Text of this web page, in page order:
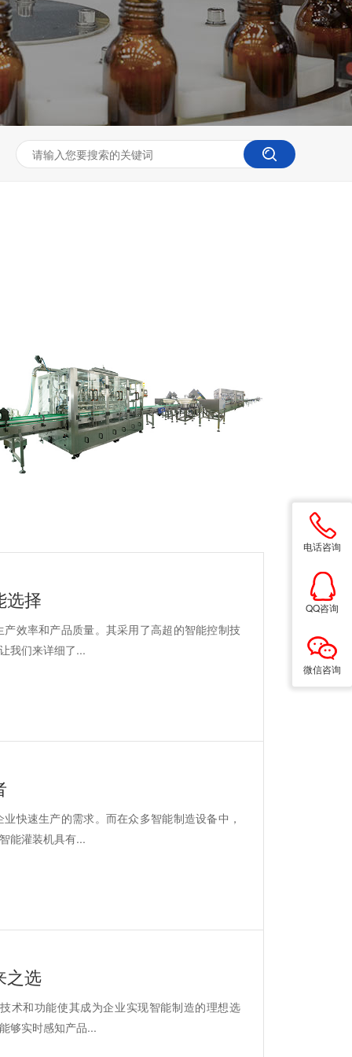
选择
效率和产品质量。其采用了高超的智能控制技
我们来详细了...
快速生产的需求。而在众多智能制造设备中，
能灌装机具有...
之选
术和功能使其成为企业实现智能制造的理想选
够实时感知产品...
电话咨询
QQ咨询
微信咨询